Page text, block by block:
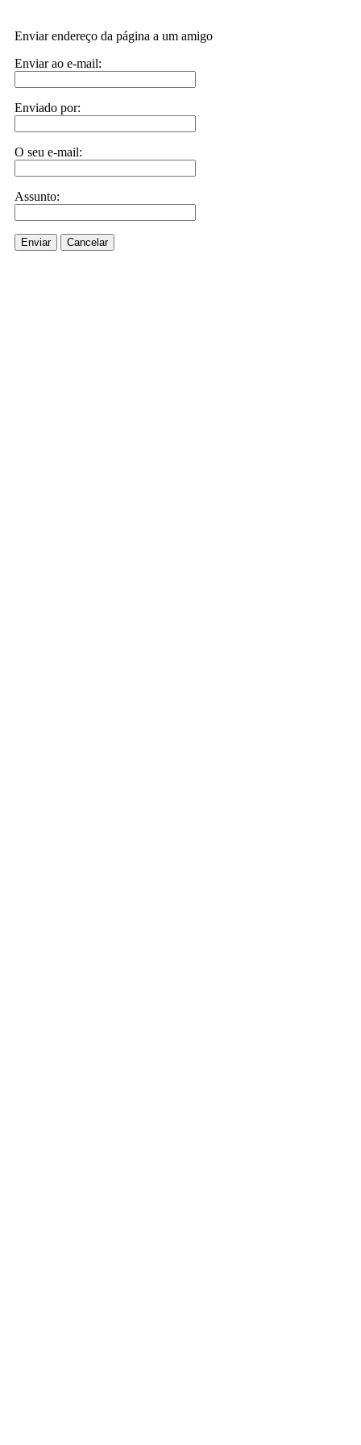
Enviar endereço da página a um amigo
Enviar ao e-mail:
Enviado por:
O seu e-mail:
Assunto:
Enviar Cancelar